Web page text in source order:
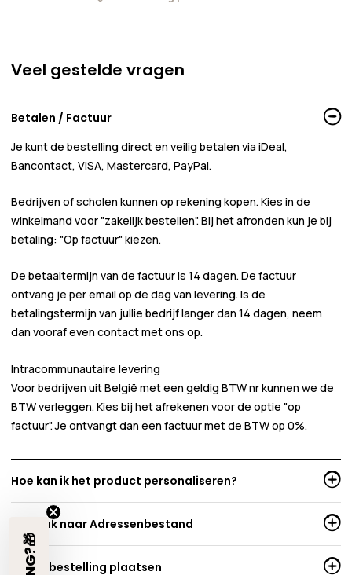
Veel gestelde vragen
Betalen / Factuur
Je kunt de bestelling direct en veilig betalen via iDeal,
Bancontact, VISA, Mastercard, PayPal.
Bedrijven of scholen kunnen op rekening kopen. Kies in de
winkelmand voor"zakelijk bestellen". Bij het afronden kun je bij
betaling: "Op factuur" kiezen.
De betaaltermijn van de factuur is 14 dagen. De factuur
ontvang je per email op de dag van levering. Is de
betalingstermijn van jullie bedrijf langer dan 14 dagen, neem
dan vooraf even contact met ons op.
Intracommunautaire levering
Voor bedrijven uit België met een geldig BTW nr kunnen we de
BTW verleggen. Kies bij het afrekenen voor de optie "op
factuur". Je ontvangt dan een factuur met de BTW op 0%.
Hoe kan ik het product personaliseren?
Per stuk naar Adressenbestand
Spoedbestelling plaatsen